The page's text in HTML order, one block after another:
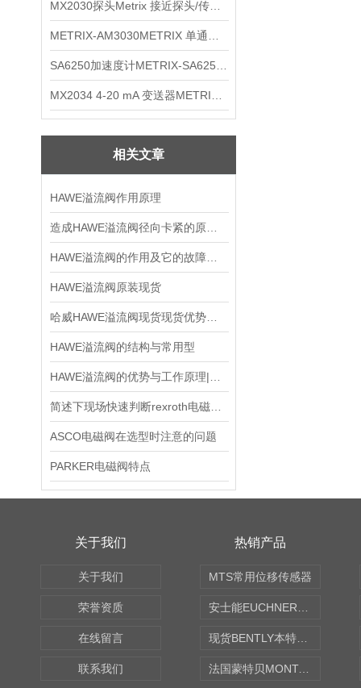
相关文章
HAWE溢流阀作用原理
HAWE溢流阀原装现货
HAWE溢流阀的结构与常用型
ASCO电磁阀在选型时注意的问题
PARKER电磁阀特点
关于我们
关于我们
荣誉资质
在线留言
联系我们
热销产品
MTS常用位移传感器
法国蒙特贝MONTABERT打壳机凿岩机Z92